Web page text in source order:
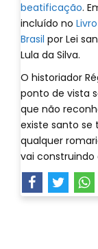
beatificação.
incluído no
Brasil por Lei
Lula da Silva.
O historiador
ponto de vista
que não
existe santo se
qualquer
vai construindo